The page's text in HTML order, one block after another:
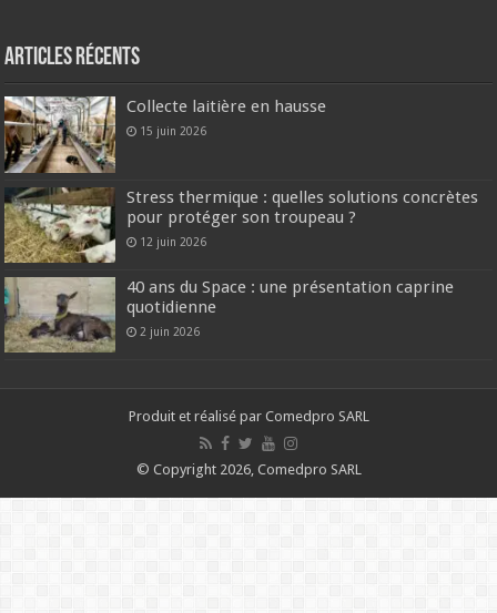
Articles récents
Collecte laitière en hausse
15 juin 2026
Stress thermique : quelles solutions concrètes
pour protéger son troupeau ?
12 juin 2026
40 ans du Space : une présentation caprine
quotidienne
2 juin 2026
Produit et réalisé par Comedpro SARL
© Copyright 2026, Comedpro SARL